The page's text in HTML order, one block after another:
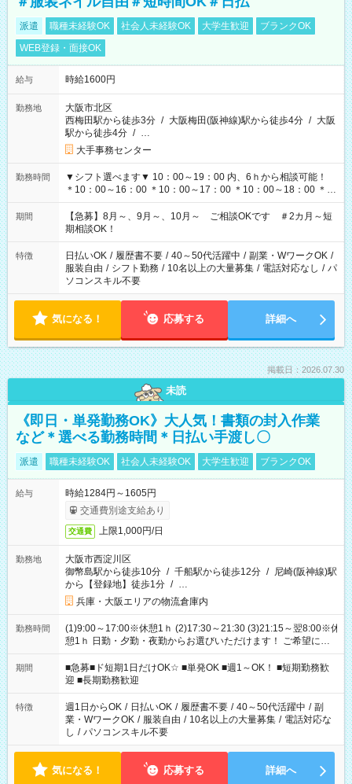
派遣 職種未経験OK 社会人未経験OK 大学生歓迎
ブランクOK
WEB登録・面接OK
給与 時給1600円
勤務地
大阪市北区
西梅田駅から徒歩3分 / 大阪梅田(阪神線)駅から徒歩4分 / 大阪
駅から徒歩4分 / …
大手事務センター
勤務時間
▼シフト選べます▼ 10：00～19：00 内、6ｈから相談可能！
＊10：00～16：00 ＊10：00～17：00 ＊10：00～18：00 ＊
11：00～19：00 ＊12：00～19：00 ＊13：00～19：00
期間
【急募】8月～、9月～、10月～ ご相談OKです ＃2カ月～短
期相談OK！
特徴 日払いOK / 履歴書不要 / 40～50代活躍中 / 副業・WワークOK /
服装自由 / シフト勤務 / 10名以上の大量募集 / 電話対応なし / パ
ソコンスキル不要
気になる！ 応募する 詳細へ
掲載日：2026.07.30
未読
《即日・単発勤務OK》大人気！書類の封入作業
など＊選べる勤務時間＊日払い手渡し〇
派遣 職種未経験OK 社会人未経験OK 大学生歓迎 ブランクOK
給与
時給1284円～1605円
交通費別途支給あり
交通費 上限1,000円/日
勤務地
大阪市西淀川区
御幣島駅から徒歩10分 / 千船駅から徒歩12分 / 尼崎(阪神線)駅
から【登録地】徒歩1分 / …
兵庫・大阪エリアの物流倉庫内
勤務時間
(1)9:00～17:00※休憩1ｈ (2)17:30～21:30 (3)21:15～翌8:00※休
憩1ｈ 日勤・夕勤・夜勤からお選びいただけます！ ご希望に合
わせて働けるお仕事です(*^^*) 【その他選べる勤務時間】 8-17
時/9-17時/9-18時/10-18時/11-21時/18-22時/20-翌4時/21-翌5
時/22-翌6時/0-翌8時 ご自身のご都合で選んで頂ける完全自由シ
フト！
期間
■急募■ド短期1日だけOK☆ ■単発OK ■週1～OK！ ■短期勤務歓
迎 ■長期勤務歓迎
特徴 週1日からOK / 日払いOK / 履歴書不要 / 40～50代活躍中 / 副
業・WワークOK / 服装自由 / 10名以上の大量募集 / 電話対応な
し / パソコンスキル不要
気になる！ 応募する 詳細へ